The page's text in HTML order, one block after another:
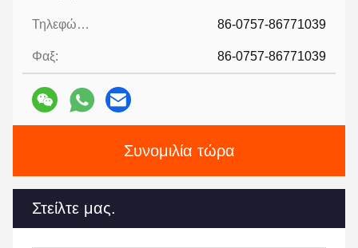
Τηλεφώνημα: 86-0757-86771039
Φαξ: 86-0757-86771039
Συνομιλία τώρα
Στείλτε μας.